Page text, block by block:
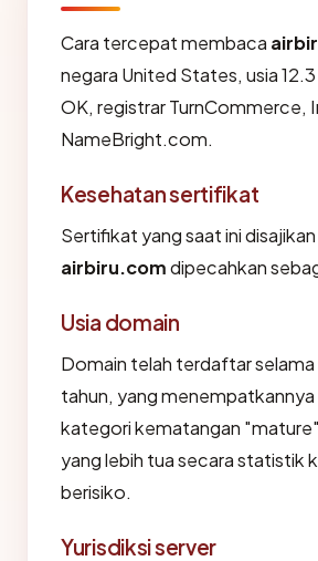
Cara tercepat membaca
negara United States, usia
OK, registrar TurnCommerce,
NameBright.com.
Kesehatan sertifikat
Sertifikat yang saat ini
airbiru.comdipecahkan
Usia domain
Domain telah terdaftar selama
tahun, yang menempatkannya
kategori kematangan
yang lebih tua secara statistik
berisiko.
Yurisdiksi server